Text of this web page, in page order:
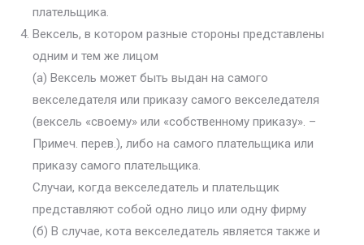
плательщика.
Вексель, в котором разные стороны представлены
одним и тем же лицом
(а) Вексель может быть выдан на самого
векселедателя или приказу самого векселедателя
(вексель «своему» или «собственному приказу». –
Примеч. перев.), либо на самого плательщика или
приказу самого плательщика.
Случаи, когда векселедатель и плательщик
представляют собой одно лицо или одну фирму
(б) В случае, кота векселедатель является также и